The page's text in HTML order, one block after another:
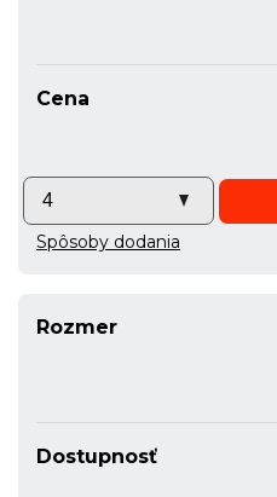
Cena
Spôsoby dodania
Rozmer
Dostupnosť